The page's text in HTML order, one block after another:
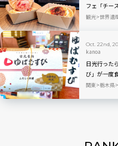
フェ「チー
すすめメニ
観光 世界遺
Oct. 22nd,
kanoa
日光行った
び」が一度
関東 栃木県